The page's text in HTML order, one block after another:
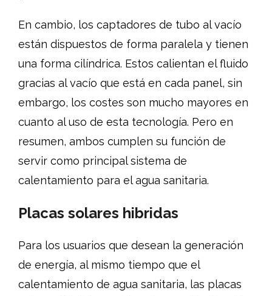
En cambio, los captadores de tubo al vacío
están dispuestos de forma paralela y tienen
una forma cilíndrica. Estos calientan el fluido
gracias al vacío que está en cada panel, sin
embargo, los costes son mucho mayores en
cuanto al uso de esta tecnología. Pero en
resumen, ambos cumplen su función de
servir como principal sistema de
calentamiento para el agua sanitaria.
Placas solares hibridas
Para los usuarios que desean la generación
de energía, al mismo tiempo que el
calentamiento de agua sanitaria, las placas